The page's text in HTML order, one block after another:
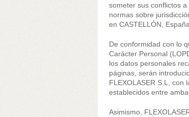
someter sus conflictos
normas sobre
en CASTELLÓN, España
De conformidad con lo
Carácter Personal
los datos personales
páginas, serán
FLEXOLASER S.L, con
establecidos entre
Asimismo,